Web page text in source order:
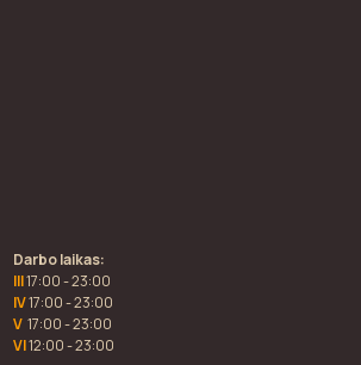
Darbo laikas:
III17:00 - 23:00
IV17:00 - 23:00
V 17:00 - 23:00
VI12:00 - 23:00